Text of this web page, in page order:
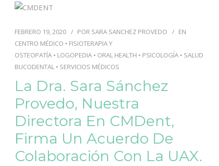
FEBRERO 19, 2020 POR SARA SANCHEZ PROVEDO
EN
CENTRO MÉDICO • FISIOTERAPIA Y
OSTEOPATÍA • LOGOPEDIA • ORAL HEALTH • PSICOLOGÍA • SALUD
BUCODENTAL • SERVICIOS MÉDICOS
La Dra. Sara Sánchez
Provedo, Nuestra
Directora En CMDent,
Firma Un Acuerdo De
Colaboración Con La UAX.